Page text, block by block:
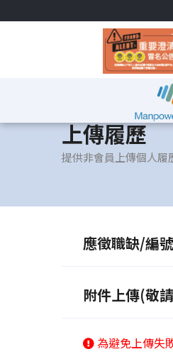
上傳履歷
提供非會員上傳個人履
應徵職缺/編
附件上傳(敬
為避免上傳失